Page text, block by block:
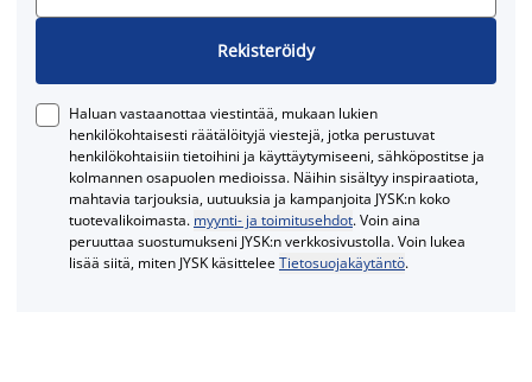
Rekisteröidy
Haluan vastaanottaa viestintää, mukaan lukien
henkilökohtaisesti räätälöityjä viestejä, jotka perustuvat
henkilökohtaisiin tietoihini ja käyttäytymiseeni, sähköpostitse ja
kolmannen osapuolen medioissa. Näihin sisältyy inspiraatiota,
mahtavia tarjouksia, uutuuksia ja kampanjoita JYSK:n koko
tuotevalikoimasta. myynti- ja toimitusehdot. Voin aina
peruuttaa suostumukseni JYSK:n verkkosivustolla. Voin lukea
lisää siitä, miten JYSK käsitteleeTietosuojakäytäntö.